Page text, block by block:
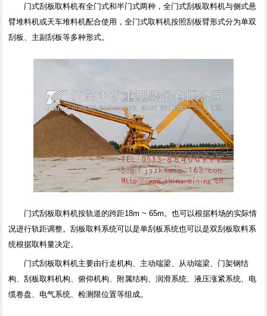
门式刮板取料机有全门式和半门式两种，全门式刮板取料机与侧式悬
臂堆料机或天车堆料机配合使用，全门式取料机按照刮板臂形式分为单双
刮板、主副刮板等多种形式。
门式刮板取料机按轨道的跨距18m ~ 65m。也可以根据料场的实际情
况进行轨距调整。刮板取料系统可以是单刮板系统也可以是双刮板取料系
统根据取料量决定。
门式刮板取料机主要由行走机构、主动端梁、从动端梁、门架钢结
构、刮板取料机构、俯仰机构、附属结构、润滑系统、液压涨紧系统、电
缆卷盘、电气系统、检测限位置等组成。